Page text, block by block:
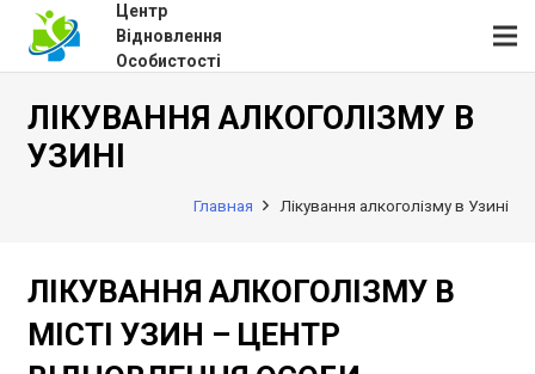
Центр
Відновлення
Особистості
ЛІКУВАННЯ АЛКОГОЛІЗМУ В
УЗИНІ
Главная Лікування алкоголізму в Узині
ЛІКУВАННЯ АЛКОГОЛІЗМУ В
МІСТІ УЗИН – ЦЕНТР